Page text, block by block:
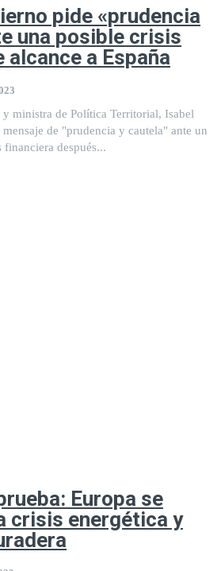
pide «prudencia
una posible crisis
a España
ministra de Política Territorial, Isabel
de "prudencia y cautela" ante un
después...
Europa se
crisis energética y